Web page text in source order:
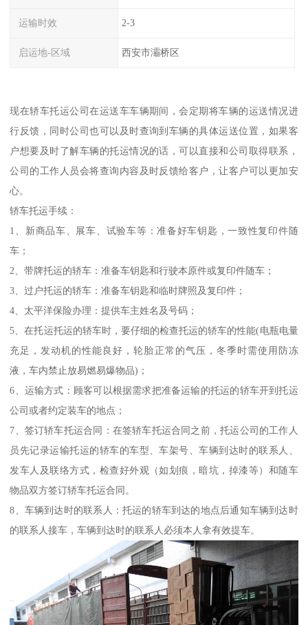
运输时效 2-3
启运地-区域 西安市灞桥区
现在轿车托运公司在运送车车辆期间，会定期将车辆的运送情况进
行反馈，同时公司也可以及时查询到车辆的具体运送位置，如果客
户想要及时了解车辆的托运情况的话，可以直接和公司取得联系，
公司的工作人员会将查询内容及时反馈给客户，让客户可以更加安
心。
轿车托运手续：
1、新商品车、展车、试验车等：准备好车钥匙，一致性复印件随
车；
2、带牌托运的轿车：准备车钥匙和行驶本原件或复印件随车；
3、过户托运的轿车：准备车钥匙和临时牌照及复印件；
4、太平洋保险办理：提供车主姓名及号码；
5、在托运托运的轿车时，要仔细的检查托运的轿车的性能(电瓶电量
充足，发动机的性能良好，轮胎正常的气压，冬季时需使用防冻
液，车内禁止放易燃易爆物品)；
6、运输方式：顾客可以根据需求把准备运输的托运的轿车开到托运
公司或者约定装车的地点；
7、签订轿车托运合同：在签轿车托运合同之前，托运公司的工作人
员先记录运输托运的轿车的车型、车架号、车辆到达时的联系人、
发车人及联络方式，检查好外观（如划痕，暗坑，掉漆等）和随车
物品双方签订轿车托运合同。
8、车辆到达时的联系人：托运的轿车到达的地点后通知车辆到达时
的联系人接车，车辆到达时的联系人必须本人拿有效提车。